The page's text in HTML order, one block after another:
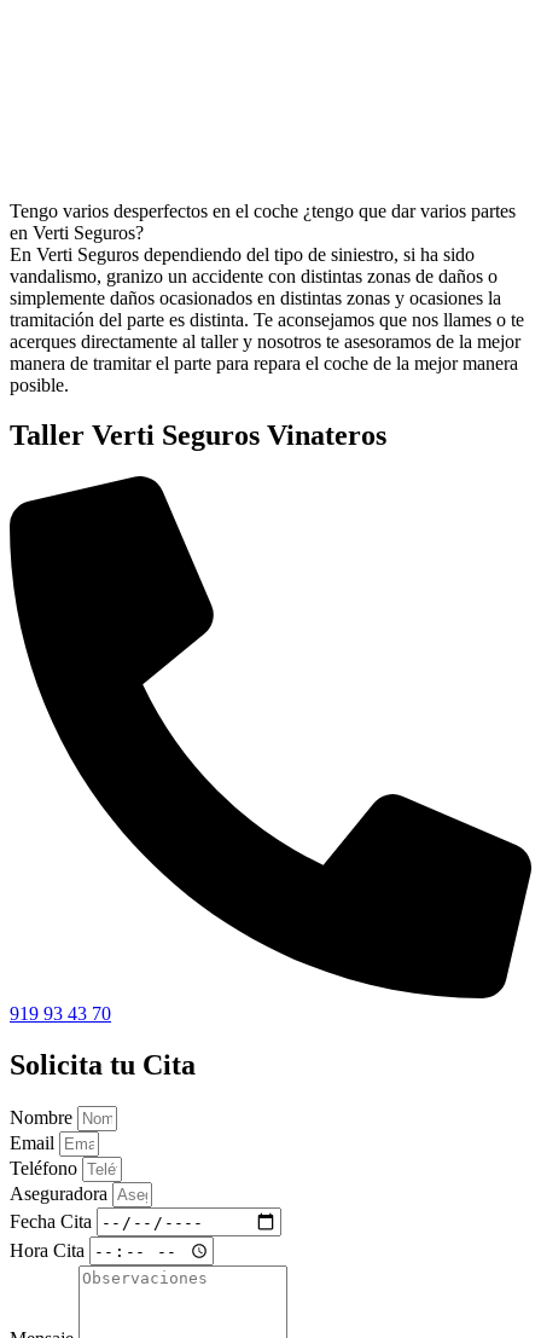
Tengo varios desperfectos en el coche ¿tengo que dar varios partes
en Verti Seguros?
En Verti Seguros dependiendo del tipo de siniestro, si ha sido
vandalismo, granizo un accidente con distintas zonas de daños o
simplemente daños ocasionados en distintas zonas y ocasiones la
tramitación del parte es distinta. Te aconsejamos que nos llames o te
acerques directamente al taller y nosotros te asesoramos de la mejor
manera de tramitar el parte para repara el coche de la mejor manera
posible.
Taller Verti Seguros Vinateros
919 93 43 70
Solicita tu Cita
Nombre
Email
Teléfono
Aseguradora
Fecha Cita
Hora Cita